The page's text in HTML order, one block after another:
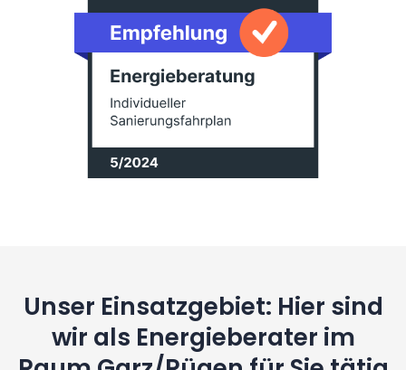
Unser Einsatzgebiet: Hier sind
wir als Energieberater im